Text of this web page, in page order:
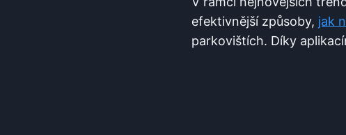
efektivnější​ způsoby, jak
‍parkovištích.‍ Díky​